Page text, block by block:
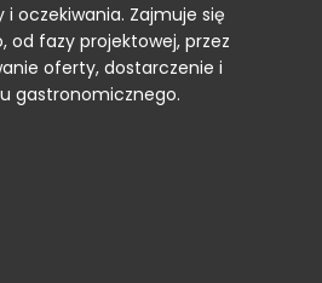
oczekiwania. Zajmuje się
od fazy projektowej, przez
oferty, dostarczenie i
gastronomicznego.